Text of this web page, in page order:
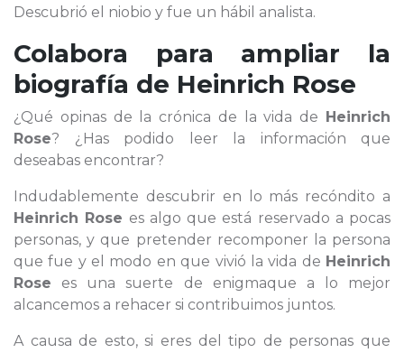
Descubrió el niobio y fue un hábil analista.
Colabora para ampliar la
biografía de Heinrich Rose
¿Qué opinas de la crónica de la vida de Heinrich
Rose? ¿Has podido leer la información que
deseabas encontrar?
Indudablemente descubrir en lo más recóndito a
Heinrich Rose es algo que está reservado a pocas
personas, y que pretender recomponer la persona
que fue y el modo en que vivió la vida de Heinrich
Rose es una suerte de enigmaque a lo mejor
alcancemos a rehacer si contribuimos juntos.
A causa de esto, si eres del tipo de personas que